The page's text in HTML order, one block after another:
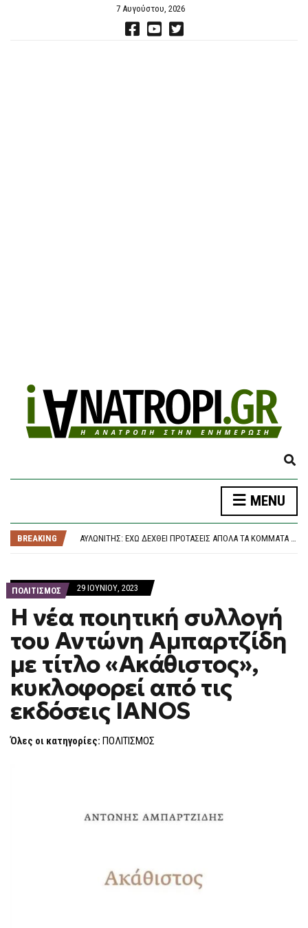
7 Αυγούστου, 2026
E
P
N
MENU
BREAKING
ΜΑΘΗΤΉΣ ΆΝΟΙΞΕ ΠΥΡ ΜΈΣΑ ΣΕ ΣΧΟΛΕΊΟ ΣΤΗΝ ΤΑΪΛΆΝΔΗ: ΈΞΙ ΝΕΚΡΟΊ, 15 ΤΡΑΥΜΑΤΊΕΣ
ΑΥΛΩΝΊΤΗΣ: ΈΧΩ ΔΕΧΘΕΊ ΠΡΟΤΆΣΕΙΣ ΑΠΌΛΑ ΤΑ ΚΌΜΜΑΤΑ ΤΗΣ ΚΕΝΤΡΟΑΡΙΣΤΕΡΆΣ
ΠΟΛΙΤΙΣΜΟΣ 29 ΙΟΥΝΊΟΥ, 2023
Η νέα ποιητική συλλογή
του Αντώνη Αμπαρτζίδη
με τίτλο «Ακάθιστος»,
κυκλοφορεί από τις
εκδόσεις IANOS
Όλες οι κατηγορίες: ΠΟΛΙΤΙΣΜΟΣ